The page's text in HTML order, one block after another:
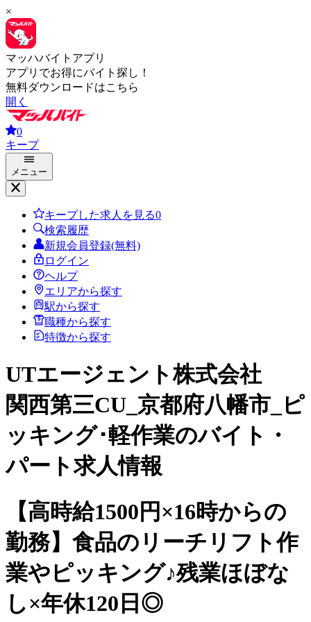
×
マッハバイトアプリ
アプリでお得にバイト探し！
無料ダウンロードはこちら
開く
0
キープ
メニュー
キープした求人を見る0
検索履歴
新規会員登録(無料)
ログイン
ヘルプ
エリアから探す
駅から探す
職種から探す
特徴から探す
UTエージェント株式会社
関西第三CU_京都府八幡市_ピ
ッキング･軽作業のバイト・
パート求人情報
【高時給1500円×16時からの
勤務】食品のリーチリフト作
業やピッキング♪残業ほぼな
し×年休120日◎